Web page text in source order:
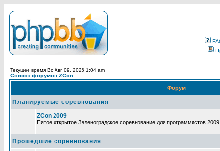
Текущее время Вс Авг 09, 2026 1:04 am
Список форумов ZCon
Форум
Планируемые соревнования
ZCon 2009
Пятое открытое Зеленоградское соревнование для программистов 2009
Прошедшие соревнования